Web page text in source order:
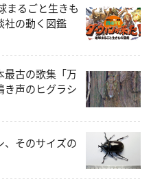
まるごと生きも
社の動く図鑑
最古の歌集「万
声のヒグラシ
、そのサイズの